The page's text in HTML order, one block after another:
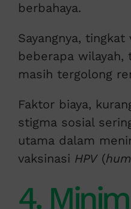
berbahaya.
Sayangnya, tingkat
beberapa wilayah,
masih tergolong
Faktor biaya,
stigma sosial
utama dalam
vaksinasi HPV(
4.